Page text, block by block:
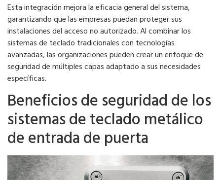
Esta integración mejora la eficacia general del sistema,
garantizando que las empresas puedan proteger sus
instalaciones del acceso no autorizado. Al combinar los
sistemas de teclado tradicionales con tecnologías
avanzadas, las organizaciones pueden crear un enfoque de
seguridad de múltiples capas adaptado a sus necesidades
específicas.
Beneficios de seguridad de los
sistemas de teclado metálico
de entrada de puerta